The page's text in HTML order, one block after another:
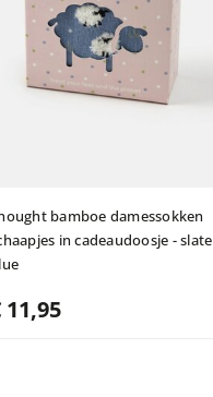
bamboe damessokken
in cadeaudoosje - slate
11,95